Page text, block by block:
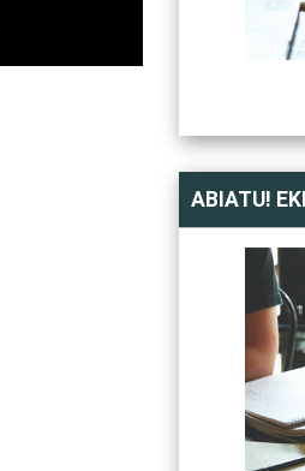
ABIATU!